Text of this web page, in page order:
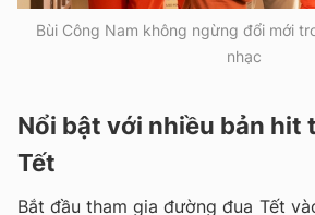
Bùi Công Nam không ngừng đổi mới
nhạc
Nổi bật với nhiều bản hit
Tết
Bắt đầu tham gia đường đua Tết